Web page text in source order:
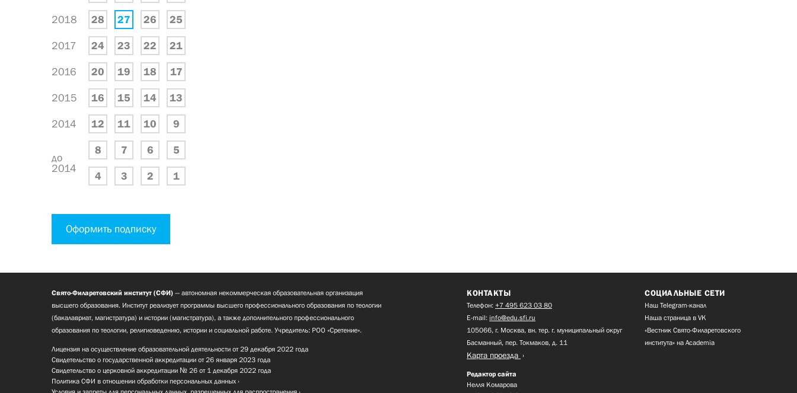
2018 28 27 26 25
2017 24 23 22 21
2016 20 19 18 17
2015 16 15 14 13
2014 12 11 10 9
до
2014
8 7 6 5
4 3 2 1
Оформить подписку
Свято-Филаретовский институт (СФИ) — автономная некоммерческая образовательная организация
высшего образования. Институт реализует программы высшего профессионального образования по теологии
(бакалавриат, магистратура) и истории (магистратура), а также дополнительного профессионального
образования по теологии, религиоведению, истории и социальной работе. Учредитель: РОО «Сретение».
Лицензия на осуществление образовательной деятельности от 29 декабря 2022 года
Свидетельство о государственной аккредитации от 26 января 2023 года
Свидетельство о церковной аккредитации № 26 от 1 декабря 2022 года
Политика СФИ в отношении обработки персональных данных
КОНТАКТЫ
Телефон: +7 495 623 03 80
E-mail: info@edu.sfi.ru
105066, г. Москва, вн. тер. г. муниципальный округ
Басманный, пер. Токмаков, д. 11
Карта проезда
Редактор сайта
Нелля Комарова
СОЦИАЛЬНЫЕ СЕТИ
Наш Telegram-канал
Наша страница в VK
«Вестник Свято-Филаретовского
института» на Academia